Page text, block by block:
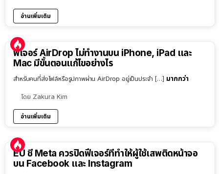
อ่านเพิ่มเติม
ฟีเจอร์ AirDrop ไม่ทำงานบน iPhone, iPad และ
Mac มีขั้นตอนแก้ไขอย่างไร
สำหรับคนที่ส่งไฟล์หรือรูปภาพผ่าน AirDrop อยู่เป็นประจำ […] มากกว่า
โดย Zakura Kim
อ่านเพิ่มเติม
EU ชี้ Meta ควรปิดฟีเจอร์ที่ทำให้ผู้ใช้เสพติดหน้าจอ
บน Facebook และ Instagram